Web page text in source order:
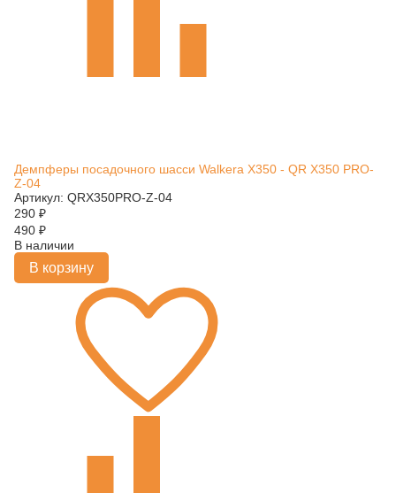
Демпферы посадочного шасси Walkera X350 - QR X350 PRO-
Z-04
Артикул: QRX350PRO-Z-04
290 ₽
490 ₽
В наличии
В корзину